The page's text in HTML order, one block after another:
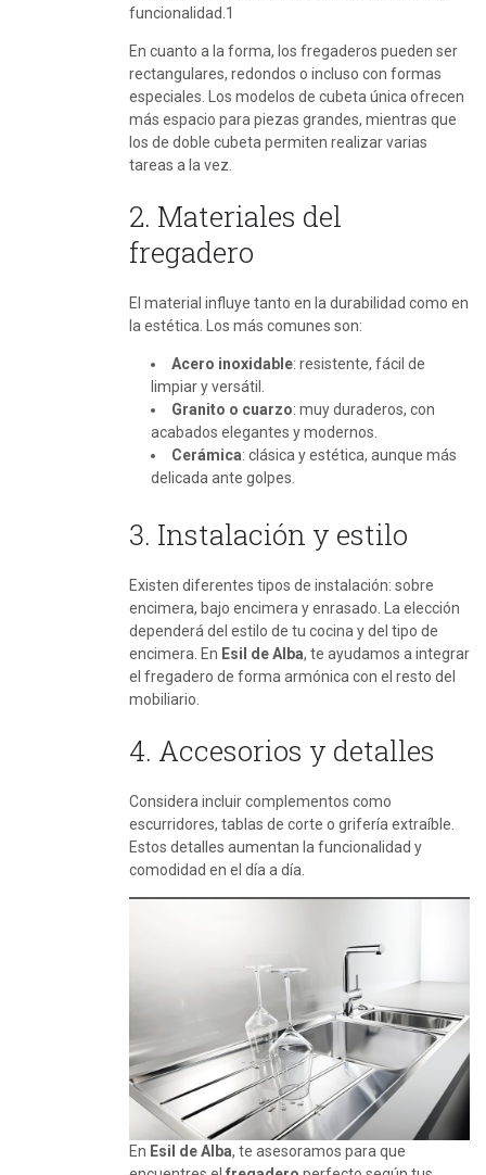
funcionalidad.1
En cuanto a la forma, los fregaderos pueden ser
rectangulares, redondos o incluso con formas
especiales. Los modelos de cubeta única ofrecen
más espacio para piezas grandes, mientras que
los de doble cubeta permiten realizar varias
tareas a la vez.
2. Materiales del
fregadero
El material influye tanto en la durabilidad como en
la estética. Los más comunes son:
Acero inoxidable: resistente, fácil de
limpiar y versátil.
Granito o cuarzo: muy duraderos, con
acabados elegantes y modernos.
Cerámica: clásica y estética, aunque más
delicada ante golpes.
3. Instalación y estilo
Existen diferentes tipos de instalación: sobre
encimera, bajo encimera y enrasado. La elección
dependerá del estilo de tu cocina y del tipo de
encimera. En Esil de Alba, te ayudamos a integrar
el fregadero de forma armónica con el resto del
mobiliario.
4. Accesorios y detalles
Considera incluir complementos como
escurridores, tablas de corte o grifería extraíble.
Estos detalles aumentan la funcionalidad y
comodidad en el día a día.
En Esil de Alba, te asesoramos para que